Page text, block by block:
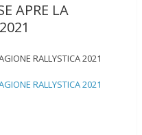
APRE LA
RALLYSTICA 2021
RALLYSTICA 2021